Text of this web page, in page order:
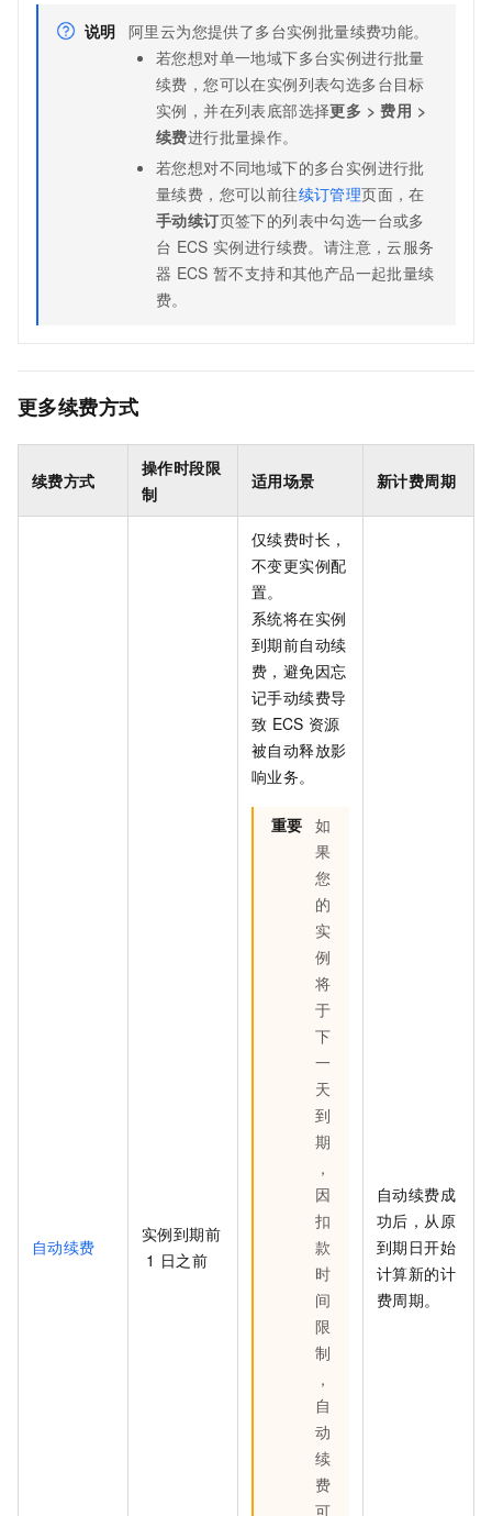
说明 阿里云为您提供了多台实例批量续费功能。
若您想对单一地域下多台实例进行批量
续费，您可以在实例列表勾选多台目标
实例，并在列表底部选择更多 > 费用 >
续费进行批量操作。
若您想对不同地域下的多台实例进行批
量续费，您可以前往续订管理页面，在
手动续订页签下的列表中勾选一台或多
台 ECS 实例进行续费。请注意，云服务
器 ECS 暂不支持和其他产品一起批量续
费。
更多续费方式
续费方式
操作时段限
制
适用场景 新计费周期
自动续费
实例到期前
1 日之前
仅续费时长，
不变更实例配
置。
系统将在实例
到期前自动续
费，避免因忘
记手动续费导
致 ECS 资源
被自动释放影
响业务。
重要 如
果
您
的
实
例
将
于
下
一
天
到
期
，
因
扣
款
时
间
限
制
，
自
动
续
费
可
自动续费成
功后，从原
到期日开始
计算新的计
费周期。